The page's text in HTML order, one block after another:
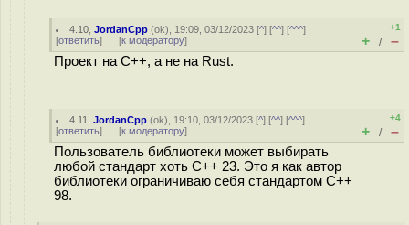
4.10 ,JordanCpp (ok), 19:09, 03/12/2023 [^] [^^] [^^^]
[ответить] [к модератору]
+1
+ / –
Проект на С++, а не на Rust.
4.11 ,JordanCpp (ok), 19:10, 03/12/2023 [^] [^^] [^^^]
[ответить] [к модератору]
+4
+ / –
Пользователь библиотеки может выбирать
любой стандарт хоть С++ 23. Это я как автор
библиотеки ограничиваю себя стандартом С++
98.